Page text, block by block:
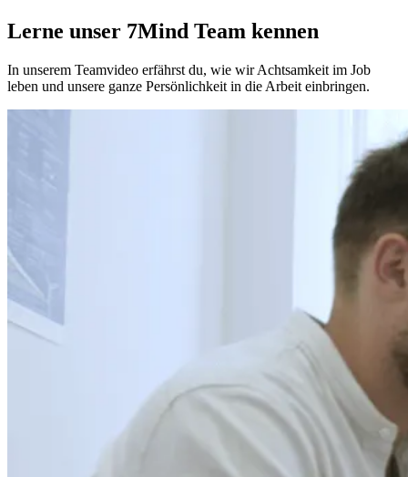
Lerne unser 7Mind Team kennen
In unserem Teamvideo erfährst du, wie wir Achtsamkeit im Job
leben und unsere ganze Persönlichkeit in die Arbeit einbringen.